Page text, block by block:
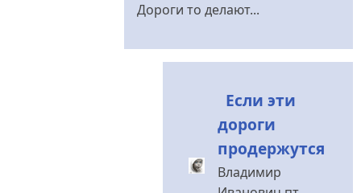
Ну
заводы,детские
Владимир
Иванович
Дороги то делают...
Если эти
дороги
продержутся
Владимир